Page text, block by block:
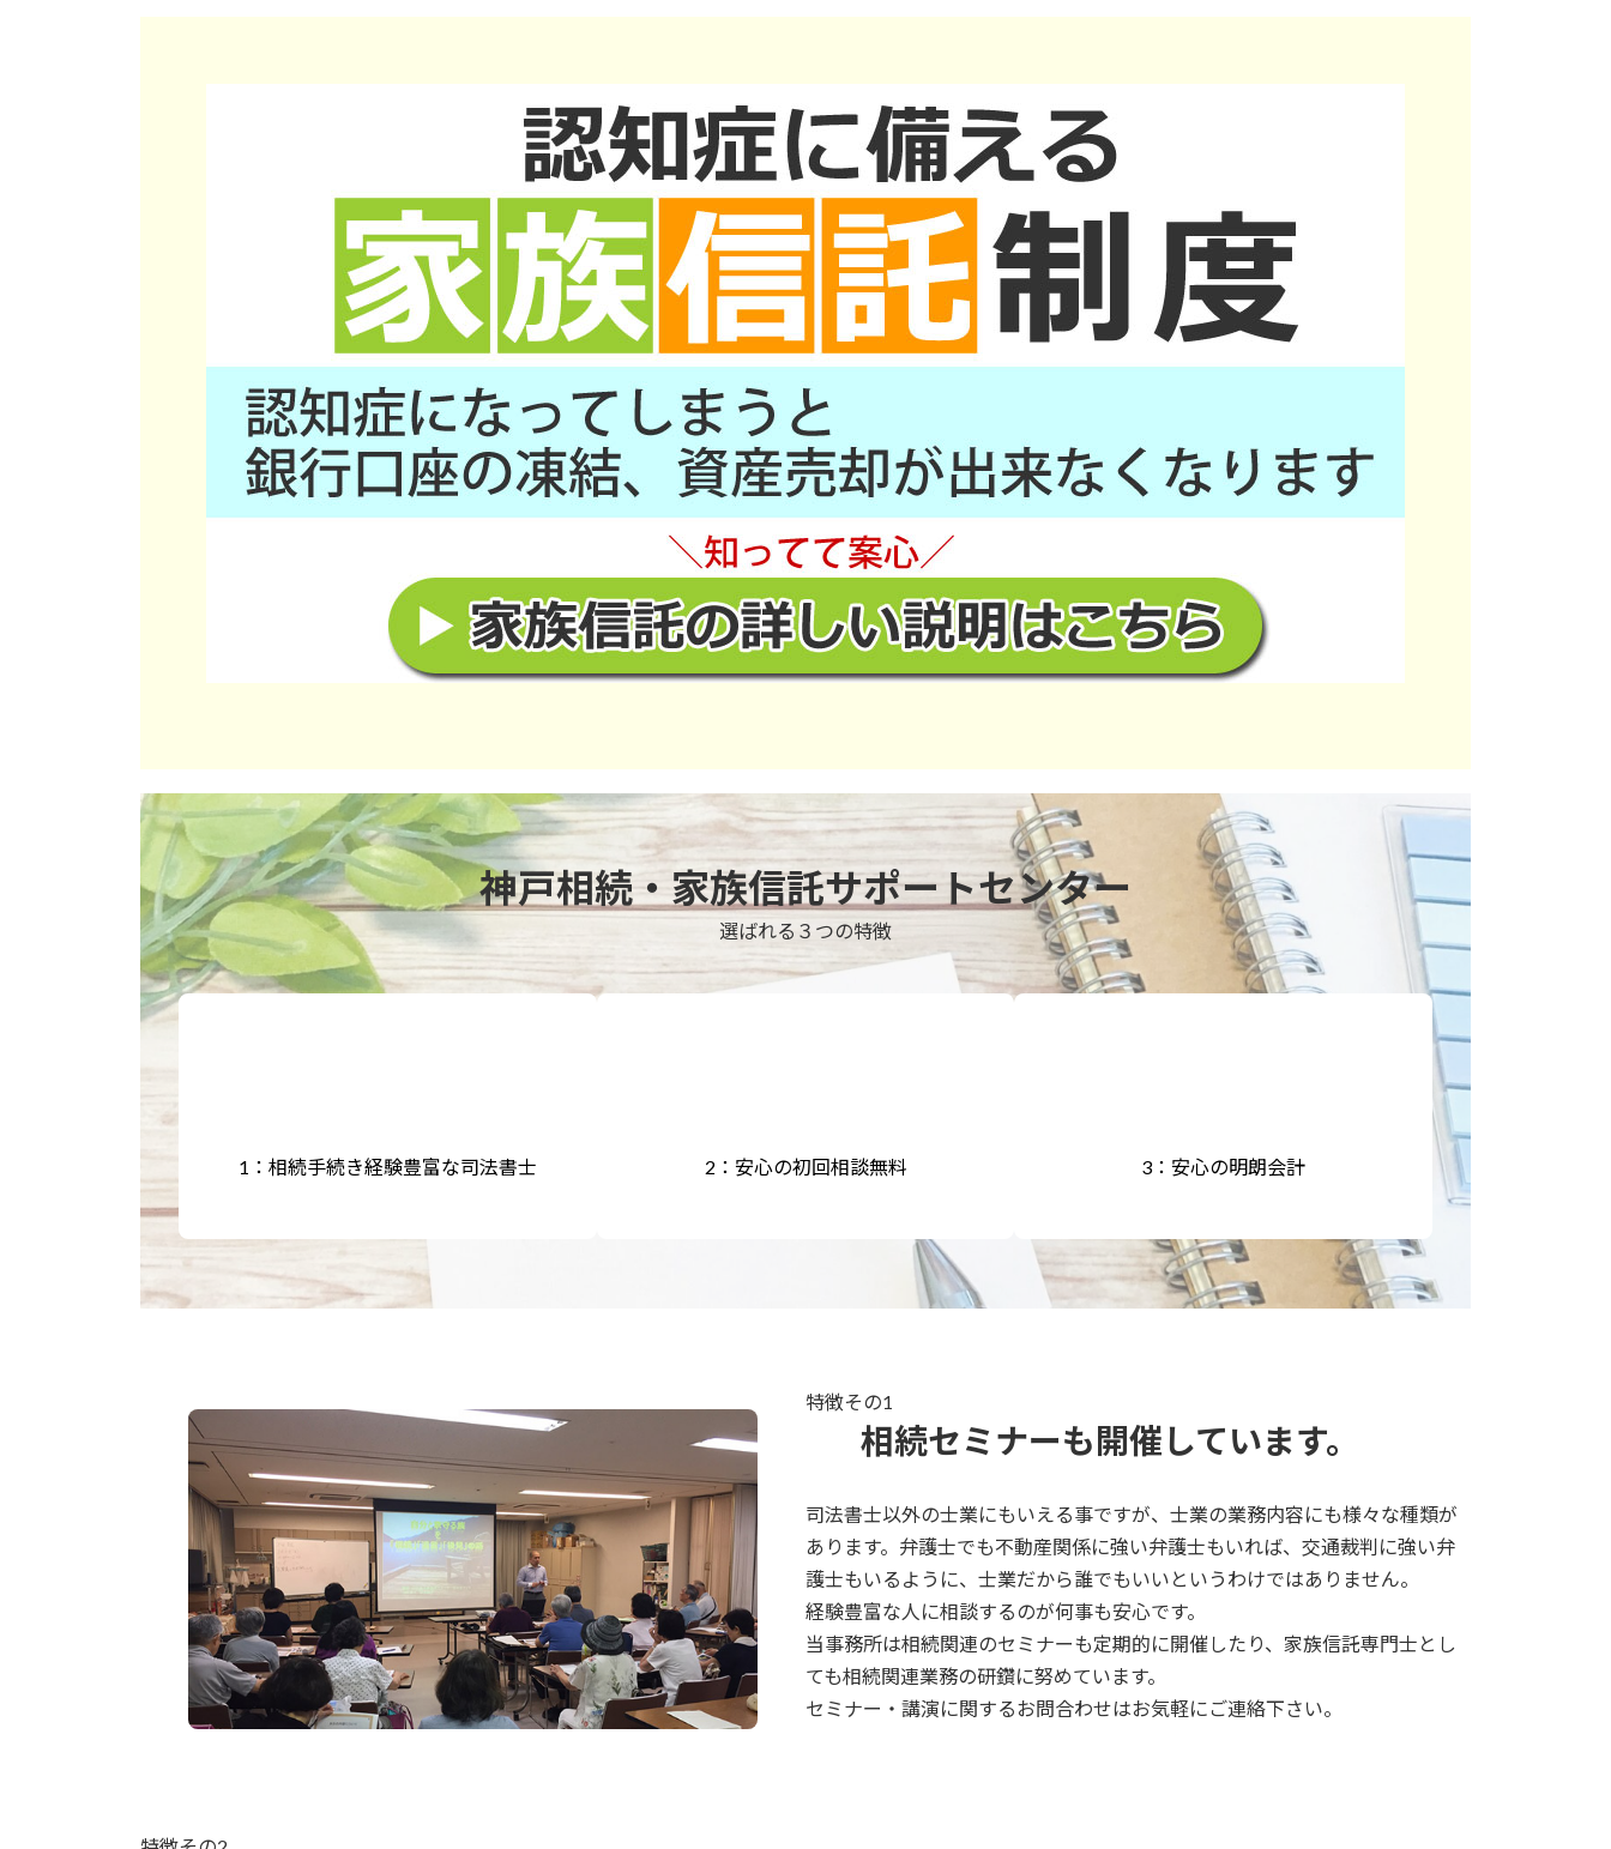
神戸相続・家族信託サポートセンター
選ばれる３つの特徴
1：相続手続き経験豊富な司法書士 2：安心の初回相談無料 3：安心の明朗会計
特徴その1
相続セミナーも開催しています。
司法書士以外の士業にもいえる事ですが、士業の業務内容にも様々な種類が
あります。弁護士でも不動産関係に強い弁護士もいれば、交通裁判に強い弁
護士もいるように、士業だから誰でもいいというわけではありません。
経験豊富な人に相談するのが何事も安心です。
当事務所は相続関連のセミナーも定期的に開催したり、家族信託専門士とし
ても相続関連業務の研鑽に努めています。
セミナー・講演に関するお問合わせはお気軽にご連絡下さい。